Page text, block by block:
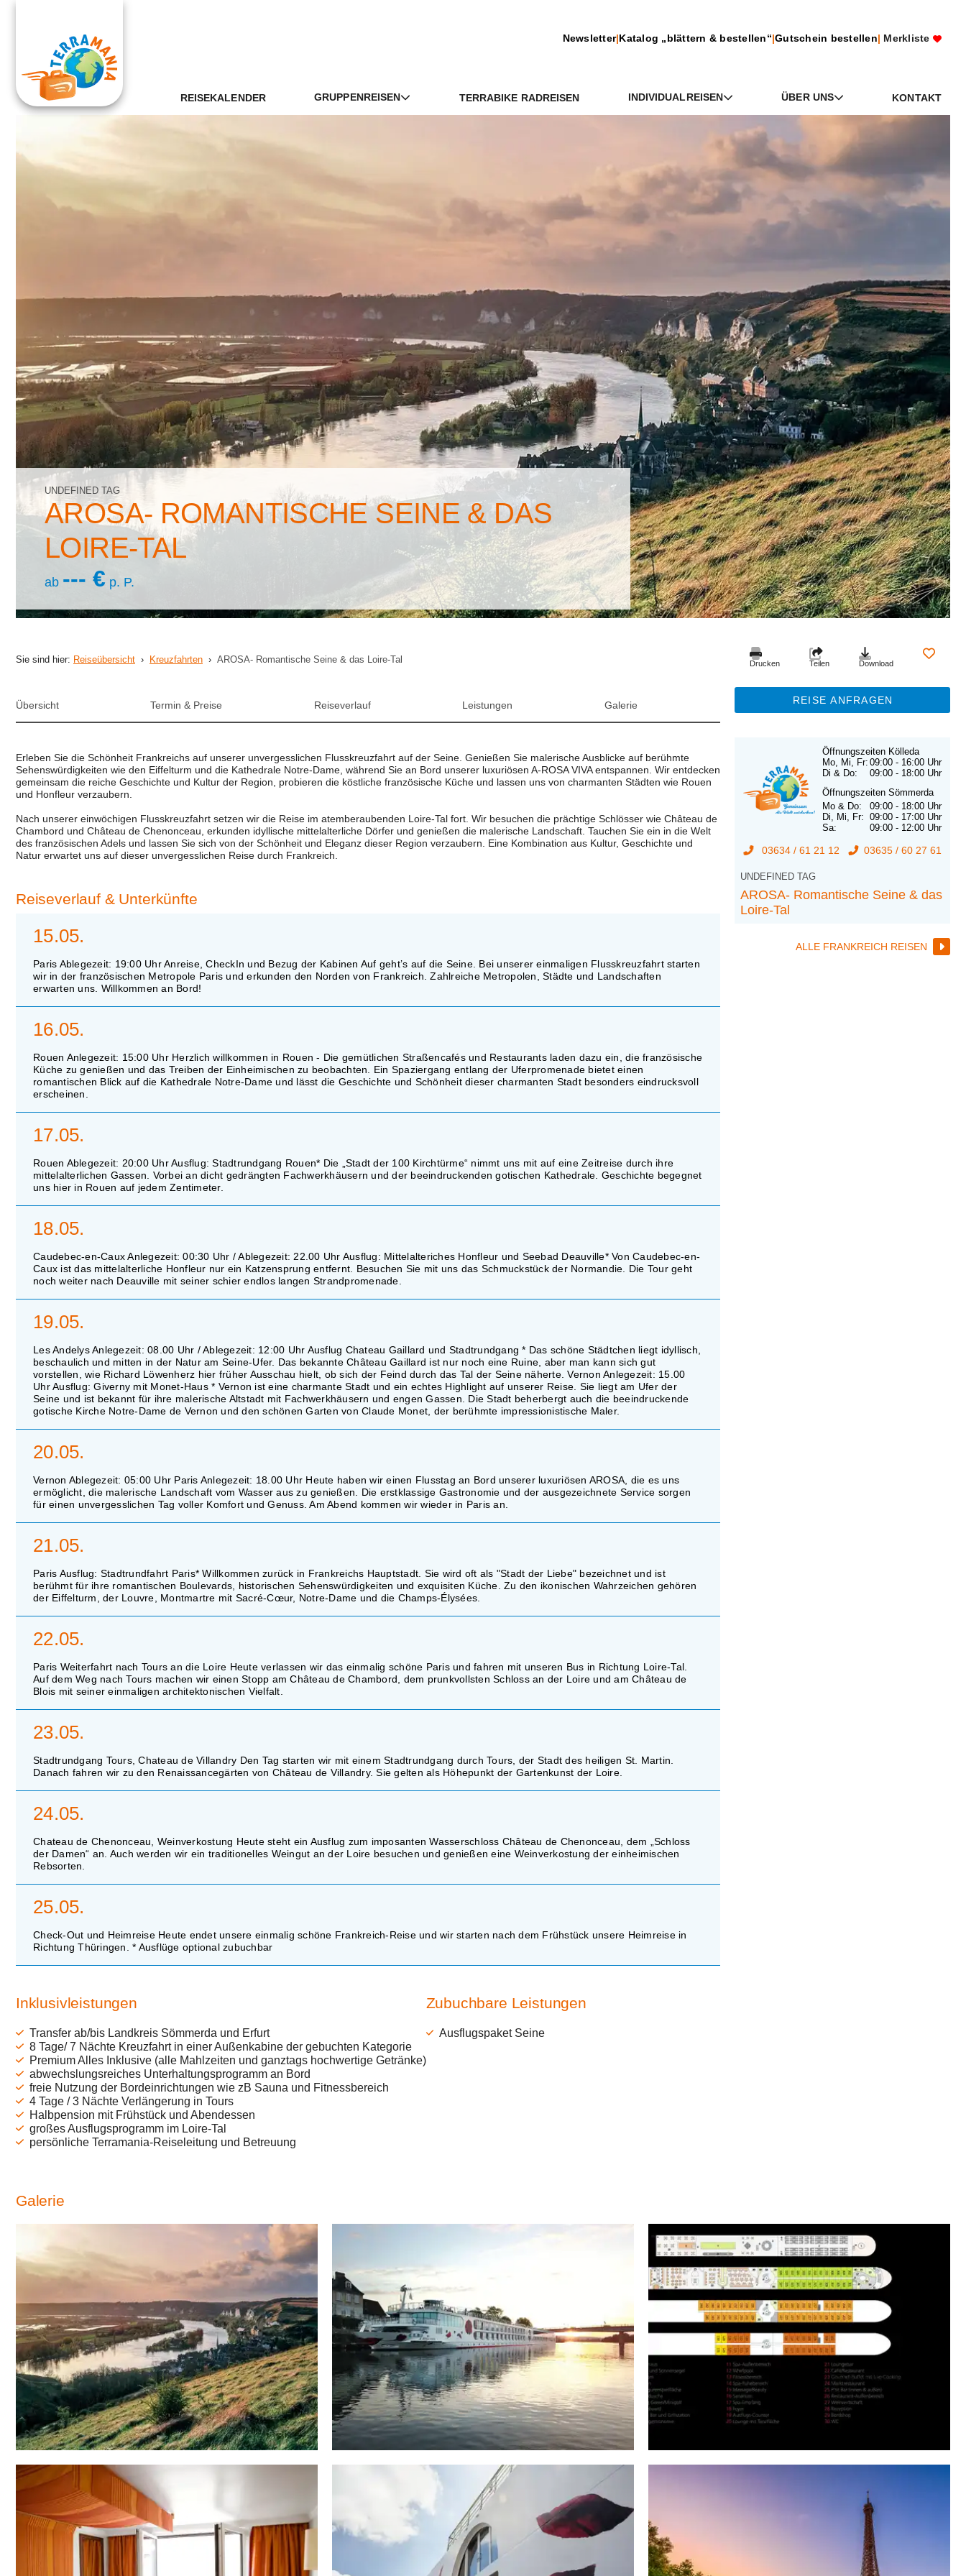
Newsletter|Katalog „blättern & bestellen“|Gutschein bestellen| Merkliste
REISEKALENDER GRUPPENREISEN TERRABIKE RADREISEN INDIVIDUALREISEN ÜBER UNS KONTAKT
UNDEFINED TAG
AROSA- ROMANTISCHE SEINE & DAS
LOIRE-TAL
ab --- € p. P.
Sie sind hier: Reiseübersicht › Kreuzfahrten › AROSA- Romantische Seine & das Loire-Tal Drucken Teilen Download
Übersicht Termin & Preise Reiseverlauf Leistungen Galerie REISE ANFRAGEN
Erleben Sie die Schönheit Frankreichs auf unserer unvergesslichen Flusskreuzfahrt auf der Seine. Genießen Sie malerische Ausblicke auf berühmte
Sehenswürdigkeiten wie den Eiffelturm und die Kathedrale Notre-Dame, während Sie an Bord unserer luxuriösen A-ROSA VIVA entspannen. Wir entdecken
gemeinsam die reiche Geschichte und Kultur der Region, probieren die köstliche französische Küche und lassen uns von charmanten Städten wie Rouen
und Honfleur verzaubern.
Nach unserer einwöchigen Flusskreuzfahrt setzen wir die Reise im atemberaubenden Loire-Tal fort. Wir besuchen die prächtige Schlösser wie Château de
Chambord und Château de Chenonceau, erkunden idyllische mittelalterliche Dörfer und genießen die malerische Landschaft. Tauchen Sie ein in die Welt
des französischen Adels und lassen Sie sich von der Schönheit und Eleganz dieser Region verzaubern. Eine Kombination aus Kultur, Geschichte und
Natur erwartet uns auf dieser unvergesslichen Reise durch Frankreich.
Reiseverlauf & Unterkünfte
15.05.
Paris Ablegezeit: 19:00 Uhr Anreise, CheckIn und Bezug der Kabinen Auf geht’s auf die Seine. Bei unserer einmaligen Flusskreuzfahrt starten
wir in der französischen Metropole Paris und erkunden den Norden von Frankreich. Zahlreiche Metropolen, Städte und Landschaften
erwarten uns. Willkommen an Bord!
16.05.
Rouen Anlegezeit: 15:00 Uhr Herzlich willkommen in Rouen - Die gemütlichen Straßencafés und Restaurants laden dazu ein, die französische
Küche zu genießen und das Treiben der Einheimischen zu beobachten. Ein Spaziergang entlang der Uferpromenade bietet einen
romantischen Blick auf die Kathedrale Notre-Dame und lässt die Geschichte und Schönheit dieser charmanten Stadt besonders eindrucksvoll
erscheinen.
17.05.
Rouen Ablegezeit: 20:00 Uhr Ausflug: Stadtrundgang Rouen* Die „Stadt der 100 Kirchtürme“ nimmt uns mit auf eine Zeitreise durch ihre
mittelalterlichen Gassen. Vorbei an dicht gedrängten Fachwerkhäusern und der beeindruckenden gotischen Kathedrale. Geschichte begegnet
uns hier in Rouen auf jedem Zentimeter.
18.05.
Caudebec-en-Caux Anlegezeit: 00:30 Uhr / Ablegezeit: 22.00 Uhr Ausflug: Mittelalteriches Honfleur und Seebad Deauville* Von Caudebec-en-
Caux ist das mittelalterliche Honfleur nur ein Katzensprung entfernt. Besuchen Sie mit uns das Schmuckstück der Normandie. Die Tour geht
noch weiter nach Deauville mit seiner schier endlos langen Strandpromenade.
19.05.
Les Andelys Anlegezeit: 08.00 Uhr / Ablegezeit: 12:00 Uhr Ausflug Chateau Gaillard und Stadtrundgang * Das schöne Städtchen liegt idyllisch,
beschaulich und mitten in der Natur am Seine-Ufer. Das bekannte Château Gaillard ist nur noch eine Ruine, aber man kann sich gut
vorstellen, wie Richard Löwenherz hier früher Ausschau hielt, ob sich der Feind durch das Tal der Seine näherte. Vernon Anlegezeit: 15.00
Uhr Ausflug: Giverny mit Monet-Haus * Vernon ist eine charmante Stadt und ein echtes Highlight auf unserer Reise. Sie liegt am Ufer der
Seine und ist bekannt für ihre malerische Altstadt mit Fachwerkhäusern und engen Gassen. Die Stadt beherbergt auch die beeindruckende
gotische Kirche Notre-Dame de Vernon und den schönen Garten von Claude Monet, der berühmte impressionistische Maler.
20.05.
Vernon Ablegezeit: 05:00 Uhr Paris Anlegezeit: 18.00 Uhr Heute haben wir einen Flusstag an Bord unserer luxuriösen AROSA, die es uns
ermöglicht, die malerische Landschaft vom Wasser aus zu genießen. Die erstklassige Gastronomie und der ausgezeichnete Service sorgen
für einen unvergesslichen Tag voller Komfort und Genuss. Am Abend kommen wir wieder in Paris an.
21.05.
Paris Ausflug: Stadtrundfahrt Paris* Willkommen zurück in Frankreichs Hauptstadt. Sie wird oft als "Stadt der Liebe" bezeichnet und ist
berühmt für ihre romantischen Boulevards, historischen Sehenswürdigkeiten und exquisiten Küche. Zu den ikonischen Wahrzeichen gehören
der Eiffelturm, der Louvre, Montmartre mit Sacré-Cœur, Notre-Dame und die Champs-Élysées.
22.05.
Paris Weiterfahrt nach Tours an die Loire Heute verlassen wir das einmalig schöne Paris und fahren mit unseren Bus in Richtung Loire-Tal.
Auf dem Weg nach Tours machen wir einen Stopp am Château de Chambord, dem prunkvollsten Schloss an der Loire und am Château de
Blois mit seiner einmaligen architektonischen Vielfalt.
23.05.
Stadtrundgang Tours, Chateau de Villandry Den Tag starten wir mit einem Stadtrundgang durch Tours, der Stadt des heiligen St. Martin.
Danach fahren wir zu den Renaissancegärten von Château de Villandry. Sie gelten als Höhepunkt der Gartenkunst der Loire.
24.05.
Chateau de Chenonceau, Weinverkostung Heute steht ein Ausflug zum imposanten Wasserschloss Château de Chenonceau, dem „Schloss
der Damen“ an. Auch werden wir ein traditionelles Weingut an der Loire besuchen und genießen eine Weinverkostung der einheimischen
Rebsorten.
25.05.
Check-Out und Heimreise Heute endet unsere einmalig schöne Frankreich-Reise und wir starten nach dem Frühstück unsere Heimreise in
Richtung Thüringen. * Ausflüge optional zubuchbar
Inklusivleistungen
Transfer ab/bis Landkreis Sömmerda und Erfurt
8 Tage/ 7 Nächte Kreuzfahrt in einer Außenkabine der gebuchten Kategorie
Premium Alles Inklusive (alle Mahlzeiten und ganztags hochwertige Getränke)
abwechslungsreiches Unterhaltungsprogramm an Bord
freie Nutzung der Bordeinrichtungen wie zB Sauna und Fitnessbereich
4 Tage / 3 Nächte Verlängerung in Tours
Halbpension mit Frühstück und Abendessen
großes Ausflugsprogramm im Loire-Tal
persönliche Terramania-Reiseleitung und Betreuung
Zubuchbare Leistungen
Ausflugspaket Seine
Öffnungszeiten Kölleda
Mo, Mi, Fr: 09:00 - 16:00 Uhr
Di & Do:
09:00 - 18:00 Uhr
Öffnungszeiten Sömmerda
Mo & Do:
09:00 - 18:00 Uhr
Di, Mi, Fr: 09:00 - 17:00 Uhr
Sa:
09:00 - 12:00 Uhr
03634 / 61 21 12 03635 / 60 27 61
UNDEFINED TAG
AROSA- Romantische Seine & das
Loire-Tal
ALLE FRANKREICH REISEN
Galerie